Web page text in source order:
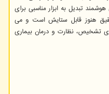
تبدیل به ابزار مناسبی برای
هنوز قابل ستایش است و می
تشخیص، نظارت و درمان بیماری